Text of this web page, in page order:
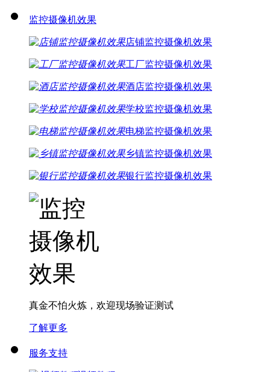
监控摄像机效果
店铺监控摄像机效果
工厂监控摄像机效果
酒店监控摄像机效果
学校监控摄像机效果
电梯监控摄像机效果
乡镇监控摄像机效果
银行监控摄像机效果
真金不怕火炼，欢迎现场验证测试
了解更多
服务支持